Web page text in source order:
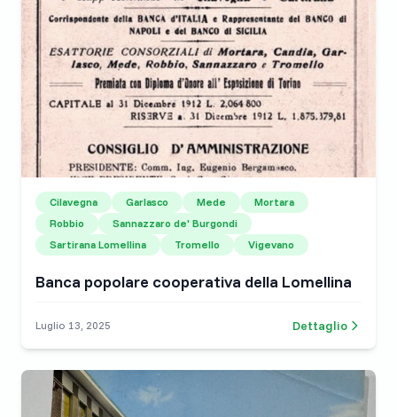
Cilavegna Garlasco Mede
Mortara
Robbio
Sannazzaro de' Burgondi
Sartirana Lomellina
Tromello Vigevano
Banca popolare cooperativa della Lomellina
Luglio 13, 2025 Dettaglio